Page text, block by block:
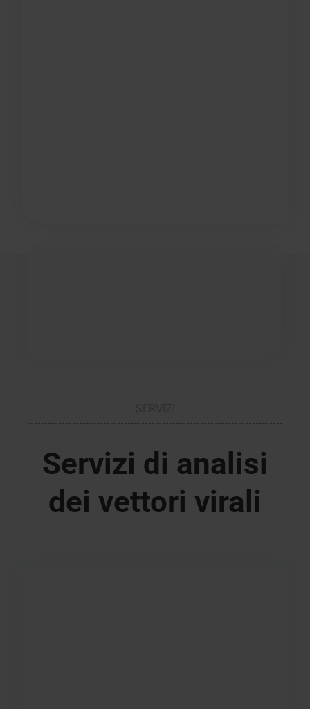
Servizi di analisi
dei vettori virali